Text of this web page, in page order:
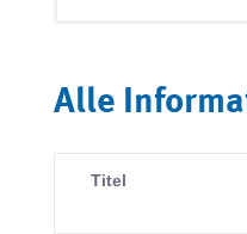
Alle
Titel